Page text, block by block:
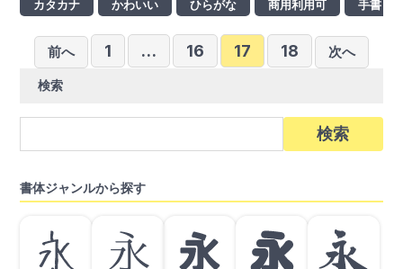
カタカナ かわいい ひらがな 商用利用可 手書き
投
稿
ペ
ー
送
り
前へ 1 … 16 17 18 次へ
検索
書体ジャンルから探す